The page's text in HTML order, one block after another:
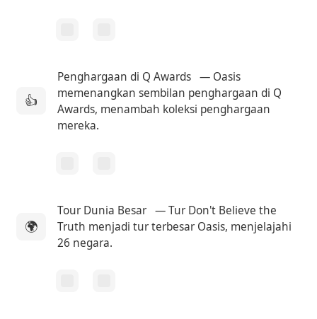
👍
Penghargaan di Q Awards — Oasis
memenangkan sembilan penghargaan di Q
Awards, menambah koleksi penghargaan
mereka.
🌍
Tour Dunia Besar — Tur Don't Believe the
Truth menjadi tur terbesar Oasis, menjelajahi
26 negara.